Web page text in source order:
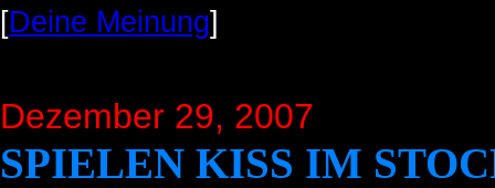
[Deine Meinung]
Dezember 29, 2007
SPIELEN KISS IM